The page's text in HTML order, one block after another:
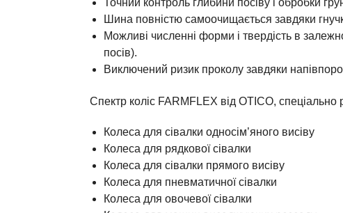
Шина повністю самоочищається завдяки
Можливі численні форми і твердість в
посів).
Виключений ризик проколу завдяки
Спектр коліс FARMFLEX від OTICO, спеціально
Колеса для сівалки односім’яного висіву
Колеса для рядкової сівалки
Колеса для сівалки прямого висіву
Колеса для пневматичної сівалки
Колеса для овочевої сівалки